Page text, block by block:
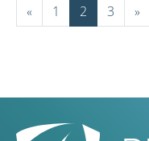
« 1 2 3 »